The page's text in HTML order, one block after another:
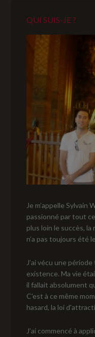
QUI SUIS-JE ?
Je m’appelle Sylvain
passionné par tout
plus loin le succès, la
n’a pas toujours été
J’ai vécu une
existence. Ma vie
il fallait absolument
C'est à ce même
hasard, la loi
J’ai commencé à